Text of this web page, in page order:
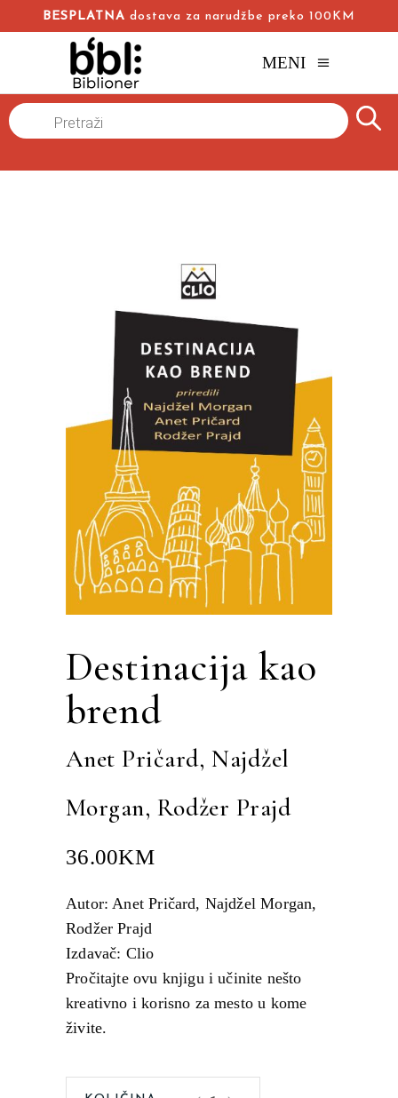
BESPLATNA dostava za narudžbe preko 100KM
MENI
Naslovna/Online knjižara/Marketing i menadžment/
Destinacija kao brend
Products
search
Destinacija kao
brend
Anet Pričard,Najdžel
Morgan, Rodžer Prajd
36.00KM
Autor: Anet Pričard, Najdžel Morgan,
Rodžer Prajd
Izdavač: Clio
Pročitajte ovu knjigu i učinite nešto
kreativno i korisno za mesto u kome
živite.